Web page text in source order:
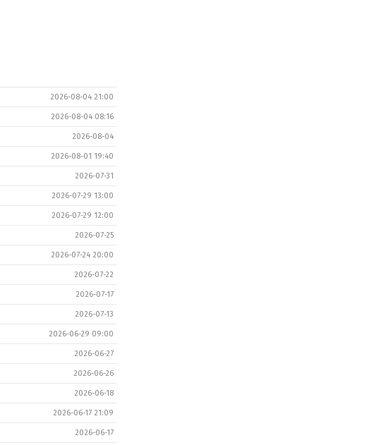
2026-08-04 21:00
2026-08-04 08:16
2026-08-04
2026-08-01 19:40
2026-07-31
2026-07-29 13:00
2026-07-29 12:00
2026-07-25
2026-07-24 20:00
2026-07-22
2026-07-17
2026-07-13
2026-06-29 09:00
2026-06-27
2026-06-26
2026-06-18
2026-06-17 21:09
2026-06-17